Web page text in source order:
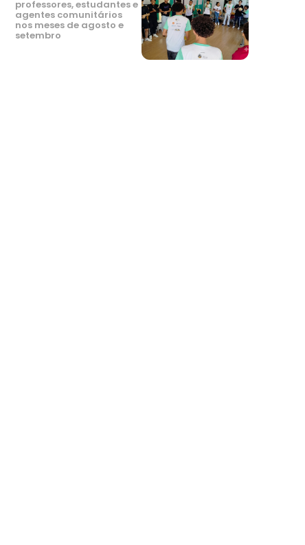
professores, estudantes e
agentes comunitários
nos meses de agosto e
setembro